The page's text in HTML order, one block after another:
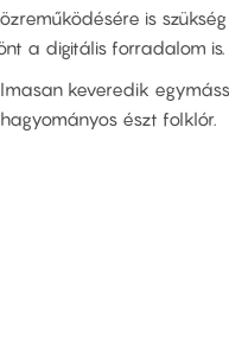
is
a digitális forradalom is.
keveredik
észt folklór.